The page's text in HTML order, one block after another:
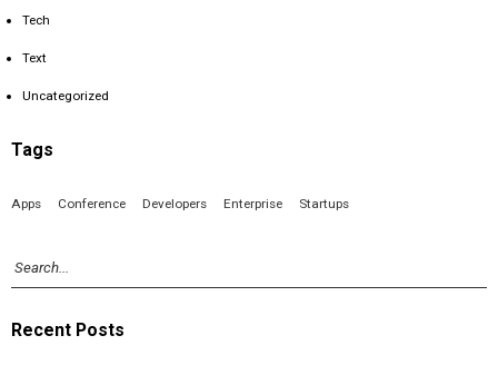
Tech
Text
Uncategorized
Tags
Apps Conference Developers Enterprise Startups
Recent Posts